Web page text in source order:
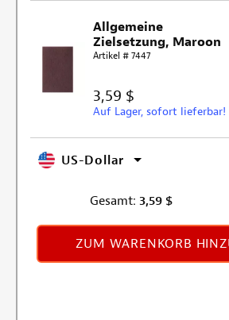
Allgemeine
Zielsetzung, Maroon
Artikel # 7447
3,59 $
Auf Lager, sofort lieferbar!
US-Dollar
Gesamt: 3,59 $
ZUM WARENKORB